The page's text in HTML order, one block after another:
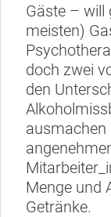
Gäste – will
meisten)
doch zwei
den
ausmachen
Menge und
Getränke.